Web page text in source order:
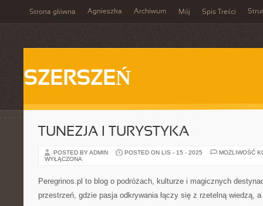
Strona główna Agnieszka Archiwum Mój Spis Treści
SZERSZEŃ
TUNEZJA I TURYSTYKA
POSTED BY ADMIN POSTED ON LIS - 15 - 2025
MOŻLIWOŚĆ
WYŁĄCZONA
Peregrinos.pl to blog o podróżach, kulturze i magicznych
przestrzeń, gdzie pasja odkrywania łączy się z rzetelną wiedzą,